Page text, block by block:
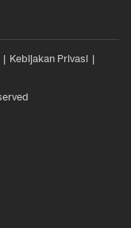
Kebijakan Privasi